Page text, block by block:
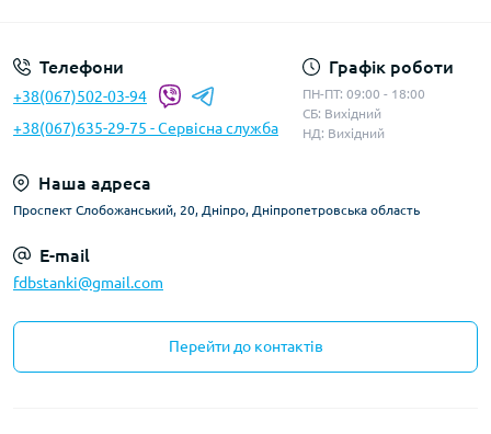
Телефони
+38(067)502-03-94
+38(067)635-29-75 - Сервісна служба
Графік роботи
ПН-ПТ: 09:00 - 18:00
СБ: Вихідний
НД: Вихідний
Наша адреса
Проспект Слобожанський, 20, Дніпро, Дніпропетровська область
E-mail
fdbstanki@gmail.com
Перейти до контактів